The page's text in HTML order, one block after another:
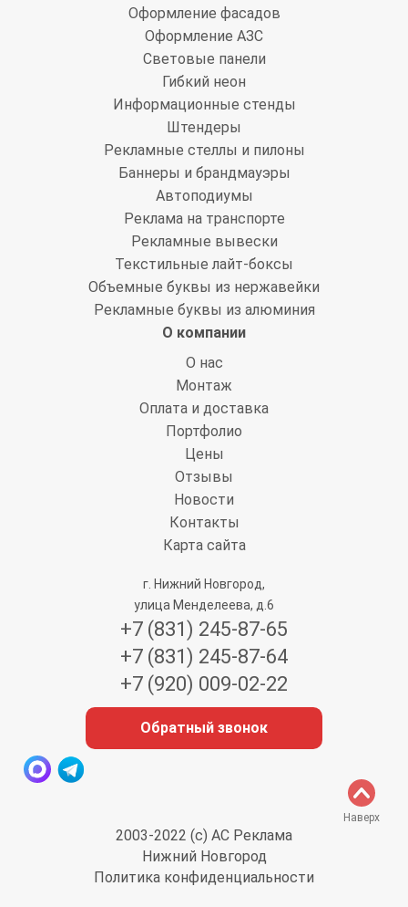
Наверх
Оформление фасадов
Оформление АЗС
Световые панели
Гибкий неон
Информационные стенды
Штендеры
Рекламные стеллы и пилоны
Баннеры и брандмауэры
Автоподиумы
Реклама на транспорте
Рекламные вывески
Текстильные лайт-боксы
Объемные буквы из нержавейки
Рекламные буквы из алюминия
О компании
О нас
Монтаж
Оплата и доставка
Портфолио
Цены
Отзывы
Новости
Контакты
Карта сайта
г. Нижний Новгород,
улица Менделеева, д.6
+7 (831) 245-87-65
+7 (831) 245-87-64
+7 (920) 009-02-22
Обратный звонок
2003-2022 (с) АС Реклама
Нижний Новгород
Политика конфиденциальности